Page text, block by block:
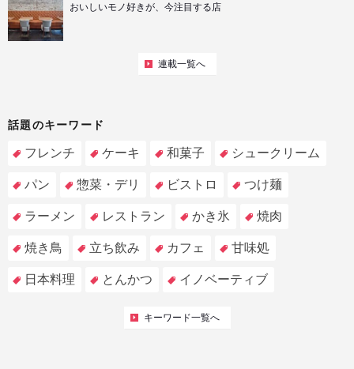
おいしいモノ好きが、今注目する店
連載一覧へ
話題のキーワード
フレンチ ケーキ 和菓子 シュークリーム
パン 惣菜・デリ ビストロ つけ麺
ラーメン レストラン かき氷 焼肉
焼き鳥 立ち飲み カフェ 甘味処
日本料理 とんかつ イノベーティブ
キーワード一覧へ